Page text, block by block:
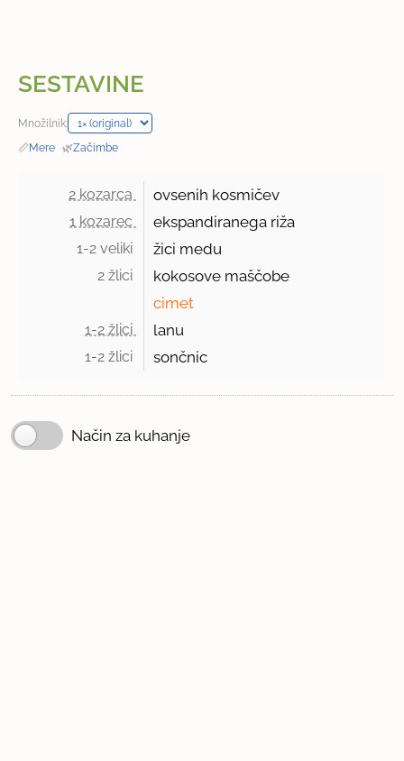
SESTAVINE
Množilnik:
📏Mere · 🌿Začimbe
2 kozarca ovsenih kosmičev
1 kozarec ekspandiranega riža
1-2 veliki žici medu
2 žlici
kokosove maščobe
cimet
1-2 žlici lanu
1-2 žlici sončnic
Način za kuhanje